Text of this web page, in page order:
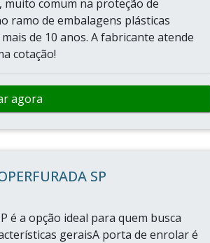
comum na proteção de
ramo de embalagens plásticas
de 10 anos. A fabricante atende
cotação!
agora
SP
é a opção ideal para quem busca
geraisA porta de enrolar é